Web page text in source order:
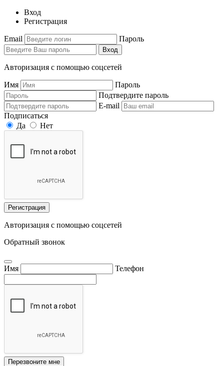
Вход
Регистрация
Email Пароль
Вход
Авторизация с помощью соцсетей
Имя
Пароль
Подтвердите пароль
E-mail
Подписаться
Да
Нет
Регистрация
Авторизация с помощью соцсетей
Обратный звонок
Имя Телефон
Перезвоните мне